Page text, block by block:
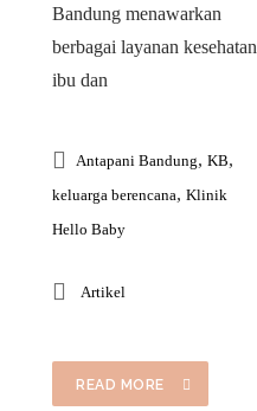
Bandung menawarkan
berbagai layanan kesehatan
ibu dan
Antapani Bandung, KB,
keluarga berencana, Klinik
Hello Baby
Artikel
READ MORE